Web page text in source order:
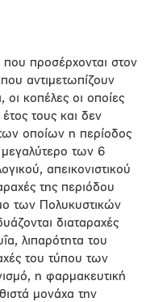
προσέρχονται στον
αντιμετωπίζουν
οι κοπέλες οι οποίες
έτος τους και δεν
οποίων η περίοδος
μεγαλύτερο των 6
απεικονιστικού
της περιόδου
των Πολυκυστικών
διαταραχές
λιπαρότητα του
του τύπου των
η φαρμακευτική
μονάχα την